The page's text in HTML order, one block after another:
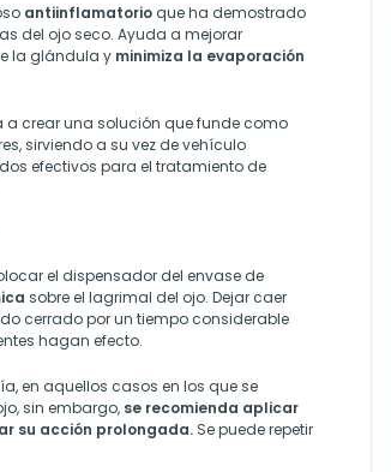
antiinflamatorio que ha demostrado
del ojo seco. Ayuda a mejorar
la glándula y minimiza la evaporación
a crear una solución que funde como
sirviendo a su vez de vehículo
efectivos para el tratamiento de
el dispensador del envase de
sobre el lagrimal del ojo. Dejar caer
cerrado por un tiempo considerable
hagan efecto.
en aquellos casos en los que se
sin embargo, se recomienda aplicar
su acción prolongada. Se puede repetir